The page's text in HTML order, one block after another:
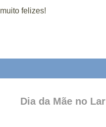
muito felizes!
Dia da Mãe no Lar